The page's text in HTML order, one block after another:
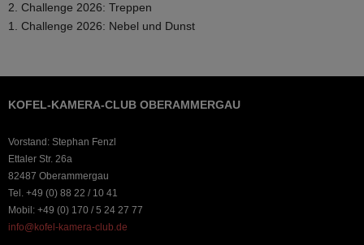
2. Challenge 2026: Treppen
1. Challenge 2026: Nebel und Dunst
KOFEL-KAMERA-CLUB OBERAMMERGAU
Vorstand: Stephan Fenzl
Ettaler Str. 26a
82487 Oberammergau
Tel. +49 (0) 88 22 / 10 41
Mobil: +49 (0) 170 / 5 24 27 77
info@kofel-kamera-club.de